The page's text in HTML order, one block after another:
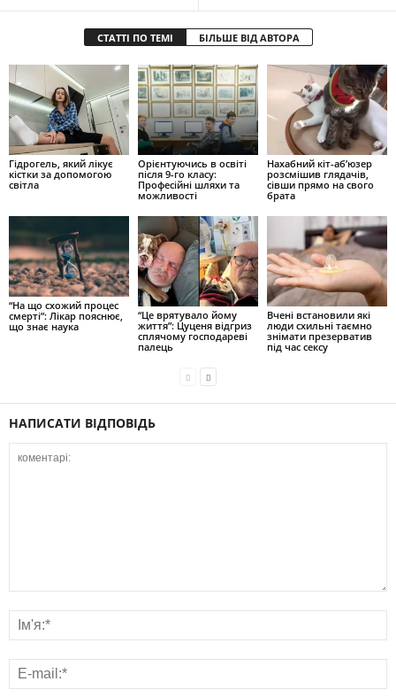
СТАТТІ ПО ТЕМІ БІЛЬШЕ ВІД АВТОРА
Гідрогель, який лікує
кістки за допомогою
світла
Орієнтуючись в освіті
після 9-го класу:
Професійні шляхи та
можливості
Нахабний кіт-аб’юзер
розсмішив глядачів,
сівши прямо на свого
брата
“На що схожий процес
смерті”: Лікар пояснює,
що знає наука
“Це врятувало йому
життя”: Цуценя відгриз
сплячому господареві
палець
Вчені встановили які
люди схильні таємно
знімати презерватив
під час сексу
НАПИСАТИ ВІДПОВІДЬ